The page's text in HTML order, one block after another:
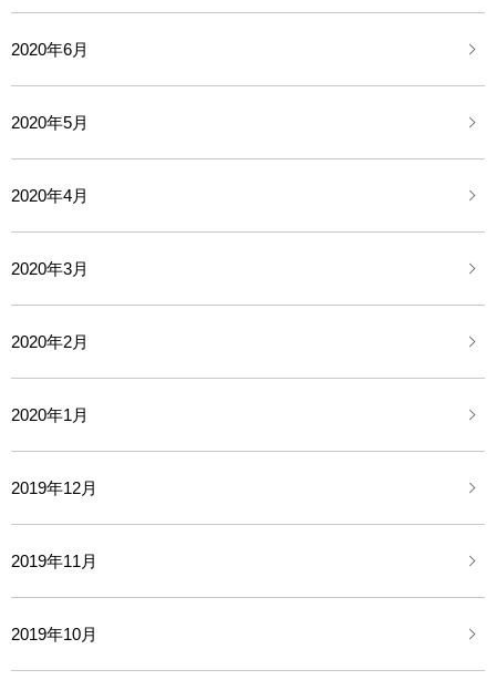
2020年6月
2020年5月
2020年4月
2020年3月
2020年2月
2020年1月
2019年12月
2019年11月
2019年10月